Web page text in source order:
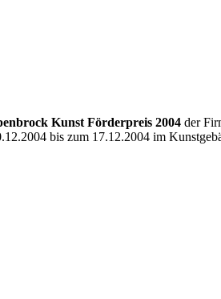
Kunst Förderpreis 2004 der
bis zum 17.12.2004 im